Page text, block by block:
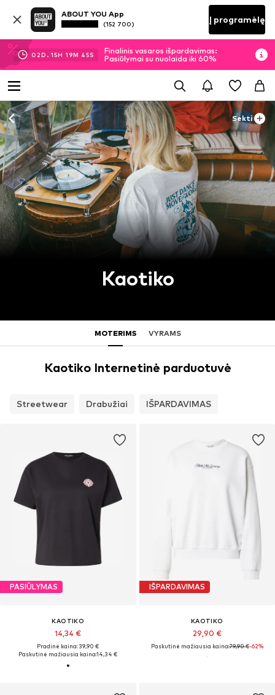
ABOUT YOU App
(152 700) Į programėlę
02D. 15H 19M 45S
Finalinis vasaros išpardavimas:
Pasiūlymai su nuolaida iki 60%
Sekti
Kaotiko
MOTERIMS VYRAMS
Kaotiko Internetinė parduotuvė
Streetwear Drabužiai IŠPARDAVIMAS
PASIŪLYMAS
KAOTIKO
14,34 €
Pradinė kaina: 39,90 €
Paskutinė mažiausia kaina:14,34 €
IŠPARDAVIMAS
KAOTIKO
29,90 €
Paskutinė mažiausia kaina:79,90 €-62%